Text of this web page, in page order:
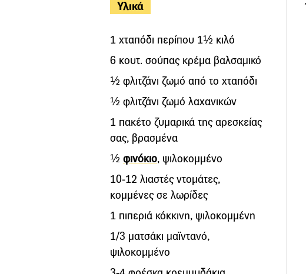
Υλικά
1 χταπόδι περίπου 1½ κιλό
6 κουτ. σούπας κρέμα βαλσαμικό
½ φλιτζάνι ζωμό από το χταπόδι
½ φλιτζάνι ζωμό λαχανικών
1 πακέτο ζυμαρικά της αρεσκείας
σας, βρασμένα
½ φινόκιο, ψιλοκομμένο
10-12 λιαστές ντομάτες,
κομμένες σε λωρίδες
1 πιπεριά κόκκινη, ψιλοκομμένη
1/3 ματσάκι μαϊντανό,
ψιλοκομμένο